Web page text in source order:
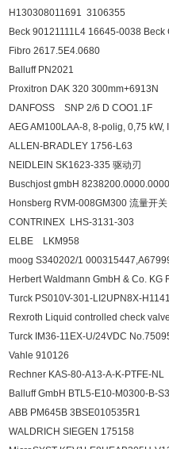
H130308011691 3106355
Beck 90121111L4 16645-0038
Fibro 2617.5E4.0680
Balluff PN2021
Proxitron DAK 320 300mm+6913N
DANFOSS SNP
AEG AM100LAA-8, 8-polig, 0,75
ALLEN-BRADLEY 1756-L63
NEIDLEIN SK1623-335 驱动刃
Buschjost gmbH
Honsberg RVM-008GM300 流量开关
CONTRINEX LHS-3131-303
ELBE LKM958
moog S340202/1
Herbert Waldmann GmbH & Co.
Turck PS010V-301-LI2UPN8X-
Rexroth Liquid controlled check
Turck IM36-11EX-U/24VDC
Vahle 910126
Rechner KAS-80-A13-A-K-PTFE-NL
Balluff GmbH BTL5-E10-M0300-B-
ABB PM645B 3BSE010535R1
WALDRICH SIEGEN 175158